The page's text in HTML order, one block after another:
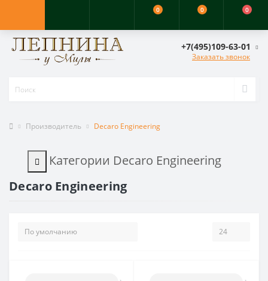
0 0 0
+7(495)109-63-01
Заказать звонок
Производитель Decaro Engineering
Категории Decaro Engineering
Decaro Engineering